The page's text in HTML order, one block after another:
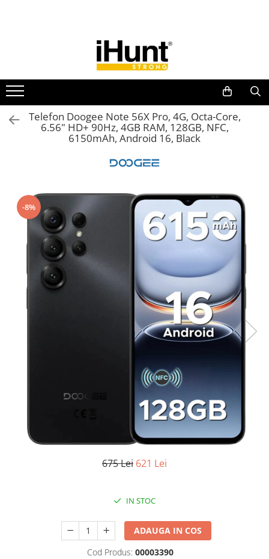
TELEFOANE & TABLETE IHUNT
Telefoane iHunt
Smartphone
Telefoane Rezistente
Telefoane Butoane
Huse protectie
Smartwatch
Accesorii smartwatch
ELECTROCASNICE
Aparate de Gătit
Oală sub Presiune
Aparate de Cafea
Friteuze Aer Cald / Air Fryer
Roboți Aspirator
Telefon Doogee Note 56X Pro, 4G, Octa-Core,
6.56" HD+ 90Hz, 4GB RAM, 128GB, NFC,
6150mAh, Android 16, Black
-8%
675 Lei 621 Lei
IN STOC
ADAUGA IN COS
Cod Produs: 00003390